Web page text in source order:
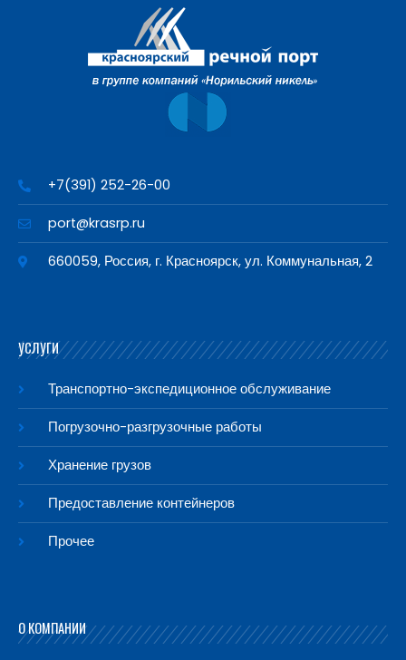
+7(391) 252-26-00
port@krasrp.ru
660059, Россия, г. Красноярск, ул. Коммунальная, 2
УСЛУГИ
Транспортно-экспедиционное обслуживание
Погрузочно-разгрузочные работы
Хранение грузов
Предоставление контейнеров
Прочее
О КОМПАНИИ